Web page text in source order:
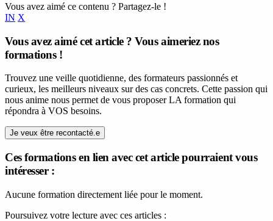
Vous avez aimé ce contenu ? Partagez-le !
IN X
Vous avez aimé cet article ? Vous aimeriez nos
formations !
Trouvez une veille quotidienne, des formateurs passionnés et
curieux, les meilleurs niveaux sur des cas concrets. Cette passion qui
nous anime nous permet de vous proposer LA formation qui
répondra à VOS besoins.
Je veux être recontacté.e
Ces formations en lien avec cet article pourraient vous
intéresser :
Aucune formation directement liée pour le moment.
Poursuivez votre lecture avec ces articles :